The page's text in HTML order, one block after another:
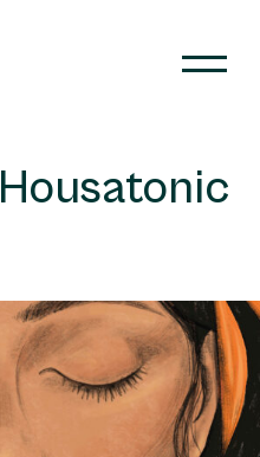
Housatonic